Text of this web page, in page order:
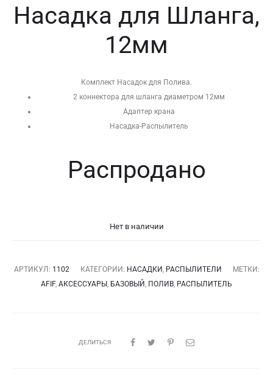
Насадка для Шланга,
12мм
Комплект Насадок для Полива.
2 коннектора для шланга диаметром 12мм
Адаптер крана
Насадка-Распылитель
Распродано
Нет в наличии
АРТИКУЛ: 1102 КАТЕГОРИИ: НАСАДКИ РАСПЫЛИТЕЛИ
МЕТКИ:
AFIF, АКСЕССУАРЫ БАЗОВЫЙ ПОЛИВ РАСПЫЛИТЕЛЬ
ДЕЛИТЬСЯ